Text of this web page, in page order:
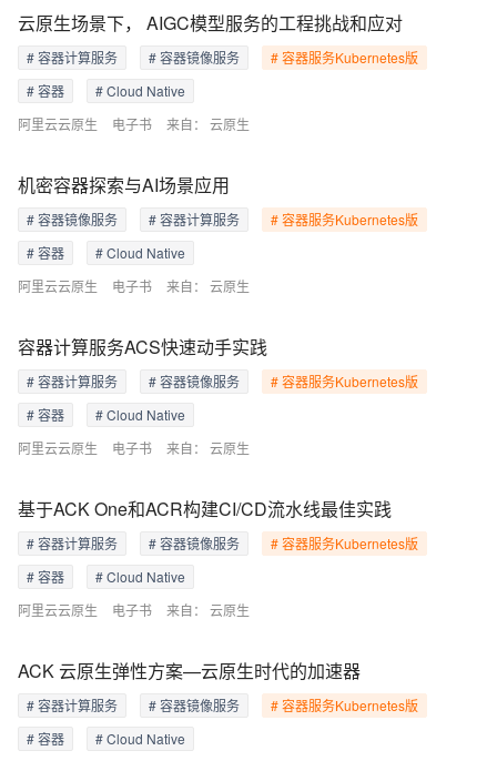
阿里云云原生 电子书 来自： 云原生
云原生场景下， AIGC模型服务的工程挑战和应对
# 容器计算服务 # 容器镜像服务
# 容器服务Kubernetes版
# 容器
# Cloud Native
阿里云云原生 电子书 来自： 云原生
机密容器探索与AI场景应用
# 容器镜像服务 # 容器计算服务
# 容器服务Kubernetes版
# 容器
# Cloud Native
阿里云云原生 电子书 来自： 云原生
容器计算服务ACS快速动手实践
# 容器计算服务 # 容器镜像服务
# 容器服务Kubernetes版
# 容器
# Cloud Native
阿里云云原生 电子书 来自： 云原生
基于ACK One和ACR构建CI/CD流水线最佳实践
# 容器计算服务 # 容器镜像服务
# 容器服务Kubernetes版
# 容器
# Cloud Native
ACK 云原生弹性方案—云原生时代的加速器
# 容器计算服务 # 容器镜像服务
# 容器服务Kubernetes版
# 容器
# Cloud Native